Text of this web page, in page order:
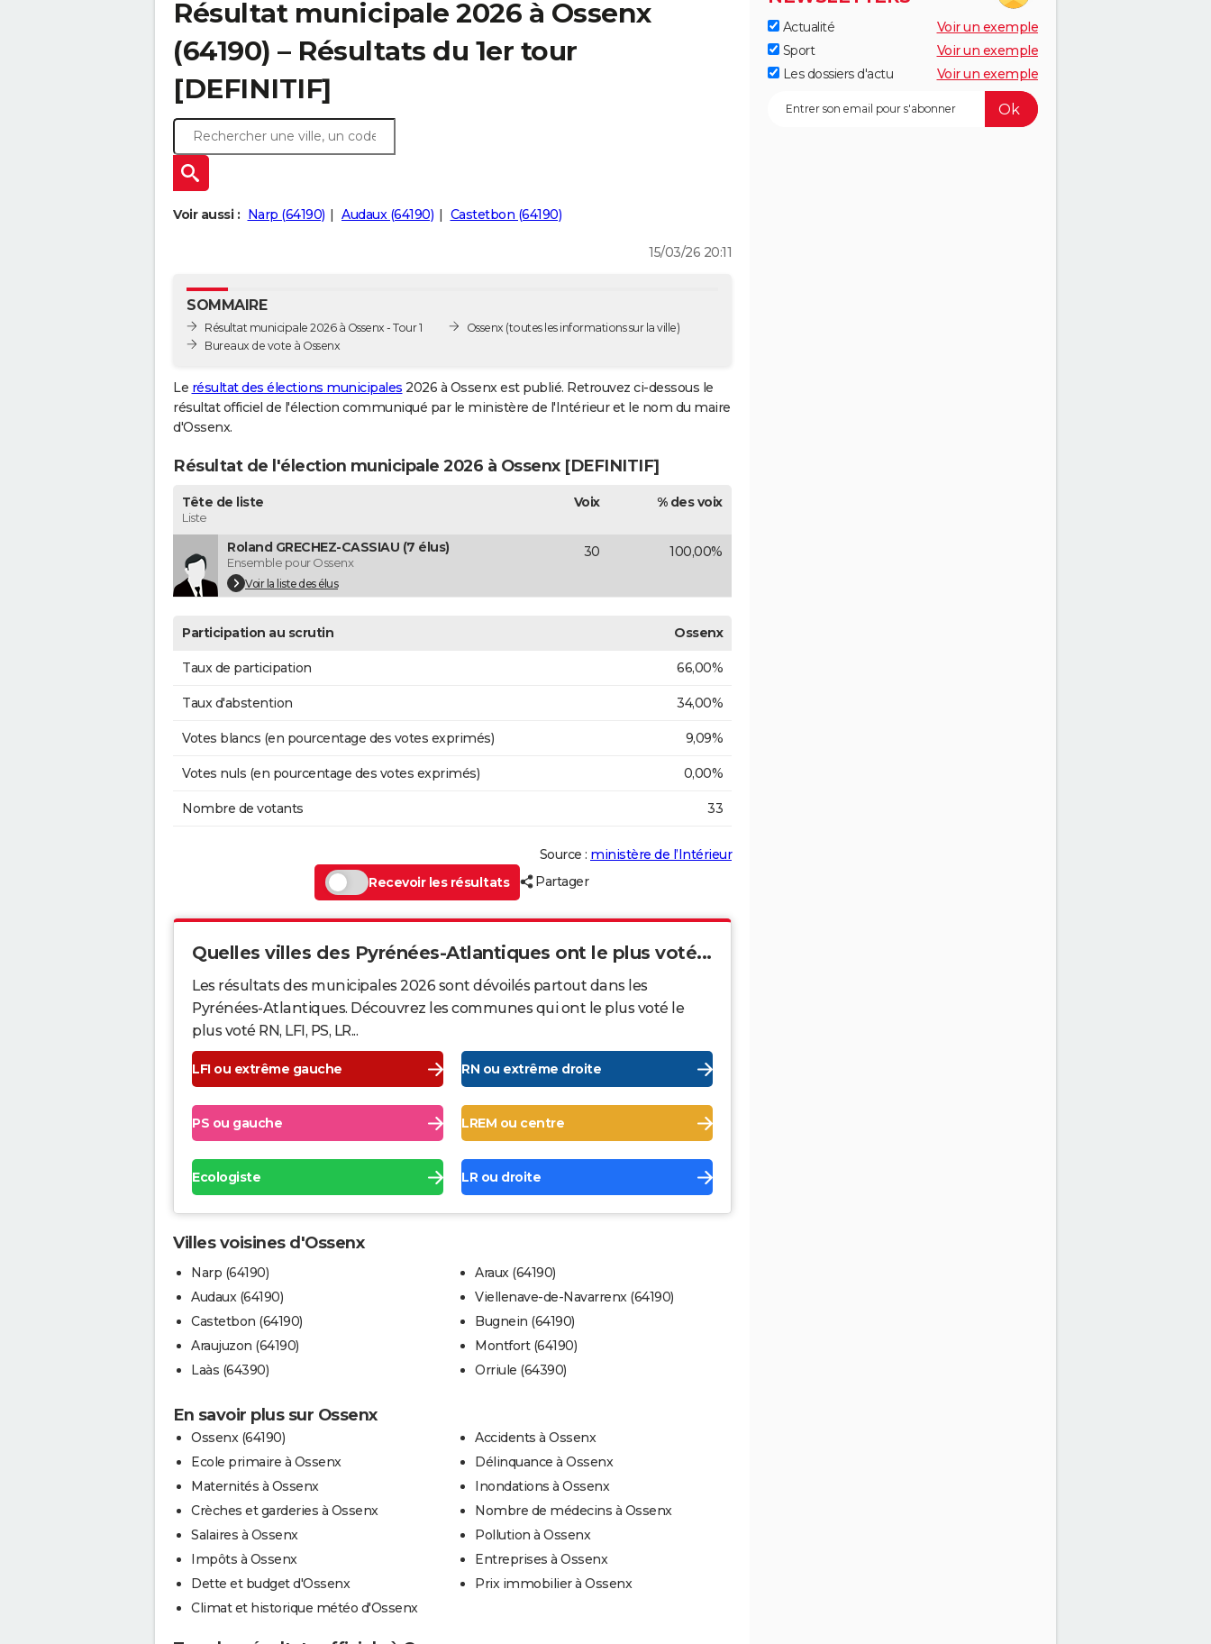
Résultat municipale 2026 à Ossenx
(64190) – Résultats du 1er tour
[DEFINITIF]
Voir aussi : Narp (64190) Audaux (64190) Castetbon (64190)
15/03/26 20:11
SOMMAIRE
Résultat municipale 2026 à Ossenx - Tour 1
Bureaux de vote à Ossenx
Ossenx (toutes les informations sur la ville)
Le résultat des élections municipales 2026 à Ossenx est publié. Retrouvez ci-dessous le
résultat officiel de l'élection communiqué par le ministère de l'Intérieur et le nom du maire
d'Ossenx.
Résultat de l'élection municipale 2026 à Ossenx [DEFINITIF]
Tête de liste
Liste
Voix % des voix
Roland GRECHEZ-CASSIAU (7 élus)
Ensemble pour Ossenx
Voir la liste des élus
30 100,00%
Participation au scrutin Ossenx
Taux de participation 66,00%
Taux d'abstention 34,00%
Votes blancs (en pourcentage des votes exprimés) 9,09%
Votes nuls (en pourcentage des votes exprimés) 0,00%
Nombre de votants 33
Source : ministère de l’Intérieur
Recevoir les résultats
Partager
Quelles villes des Pyrénées-Atlantiques ont le plus voté...
Les résultats des municipales 2026 sont dévoilés partout dans les
Pyrénées-Atlantiques. Découvrez les communes qui ont le plus voté le
plus voté RN, LFI, PS, LR...
LFI ou extrême gauche RN ou extrême droite
PS ou gauche LREM ou centre
Ecologiste LR ou droite
Villes voisines d'Ossenx
Narp (64190)
Audaux (64190)
Castetbon (64190)
Araujuzon (64190)
Laàs (64390)
Araux (64190)
Viellenave-de-Navarrenx (64190)
Bugnein (64190)
Montfort (64190)
Orriule (64390)
En savoir plus sur Ossenx
Ossenx (64190)
Ecole primaire à Ossenx
Maternités à Ossenx
Crèches et garderies à Ossenx
Salaires à Ossenx
Impôts à Ossenx
Dette et budget d'Ossenx
Climat et historique météo d'Ossenx
Accidents à Ossenx
Délinquance à Ossenx
Inondations à Ossenx
Nombre de médecins à Ossenx
Pollution à Ossenx
Entreprises à Ossenx
Prix immobilier à Ossenx
Actualité
Voir un exemple
Sport
Voir un exemple
Les dossiers d'actu
Voir un exemple